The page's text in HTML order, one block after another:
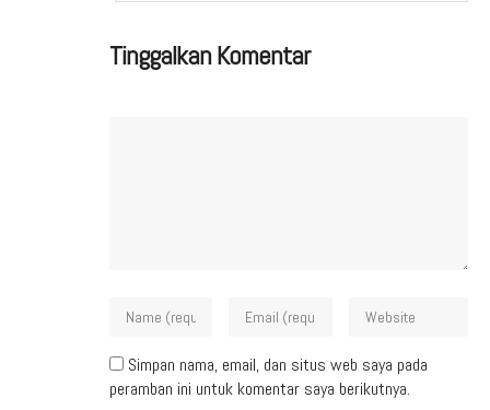
Tinggalkan Komentar
Simpan nama, email, dan situs web saya pada
peramban ini untuk komentar saya berikutnya.